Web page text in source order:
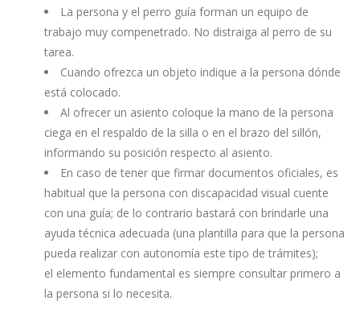
La persona y el perro guía forman un equipo de
trabajo muy compenetrado. No distraiga al perro de su
tarea.
Cuando ofrezca un objeto indique a la persona dónde
está colocado.
Al ofrecer un asiento coloque la mano de la persona
ciega en el respaldo de la silla o en el brazo del sillón,
informando su posición respecto al asiento.
En caso de tener que firmar documentos oficiales, es
habitual que la persona con discapacidad visual cuente
con una guía; de lo contrario bastará con brindarle una
ayuda técnica adecuada (una plantilla para que la persona
pueda realizar con autonomía este tipo de trámites);
el elemento fundamental es siempre consultar primero a
la persona si lo necesita.